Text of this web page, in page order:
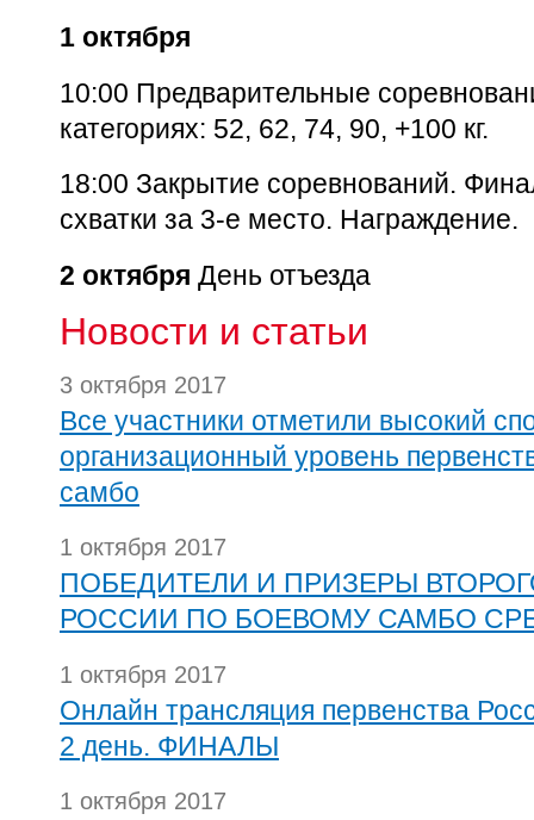
1 октября
10:00 Предварительные
категориях: 52, 62, 74, 90, +100 кг.
18:00 Закрытие соревнований.
схватки за 3-е место. Награждение.
2 октября День отъезда
Новости и статьи
3 октября 2017
Все участники отметили высокий
организационный уровень
самбо
1 октября 2017
ПОБЕДИТЕЛИ И ПРИЗЕРЫ
РОССИИ ПО БОЕВОМУ САМБО
1 октября 2017
Онлайн трансляция первенства
2 день. ФИНАЛЫ
1 октября 2017